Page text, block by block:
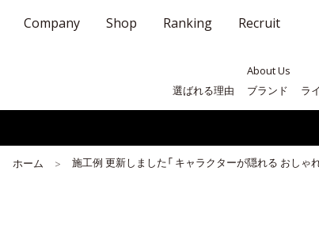
Company Shop Ranking Recruit
About Us
選ばれる理由
ブランド ラ
ホーム 施工例 更新しました「 キャラクターが隠れる おしゃ